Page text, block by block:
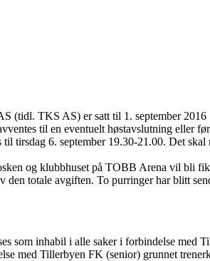
(tidl. TKS AS) er satt til 1. september 2016
til en eventuelt høstavslutning eller
tirsdag 6. september 19.30-21.00. Det
og klubbhuset på TOBB Arena vil bli
den totale avgiften. To purringer har blitt
som inhabil i alle saker i forbindelse
med Tillerbyen FK (senior) grunnet